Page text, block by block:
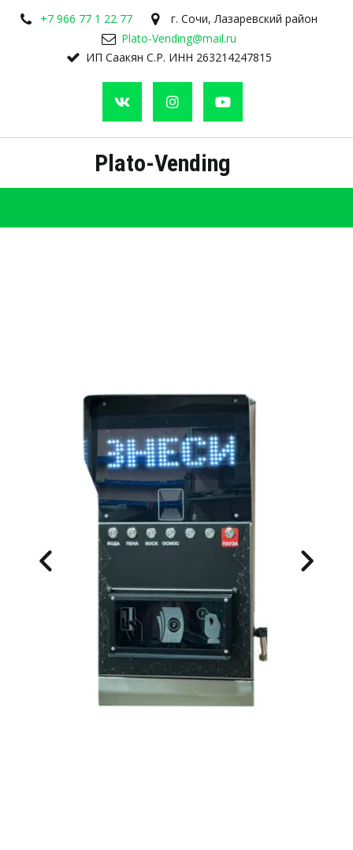
+7 966 77 1 22 77
г. Сочи, Лазаревский район
Plato-Vending@mail.ru
ИП Саакян С.Р. ИНН 263214247815
Plato-Vending